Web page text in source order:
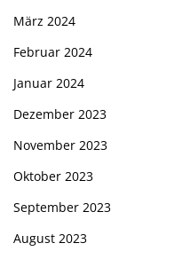
März 2024
Februar 2024
Januar 2024
Dezember 2023
November 2023
Oktober 2023
September 2023
August 2023